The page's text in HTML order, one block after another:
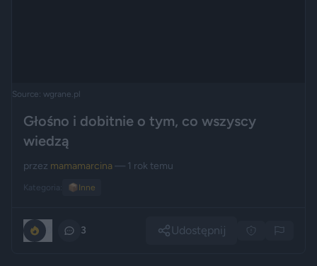
Source: wgrane.pl
Głośno i dobitnie o tym, co wszyscy
wiedzą
przez mamamarcina — 1 rok temu
Kategoria: 📦 Inne
3 Udostępnij